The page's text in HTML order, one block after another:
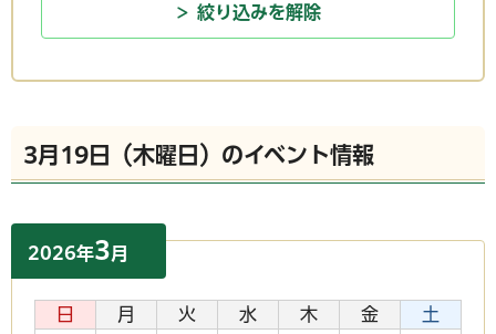
絞り込みを解除
3月19日（木曜日）のイベント情報
2026年3月
日 月 火 水 木 金
土